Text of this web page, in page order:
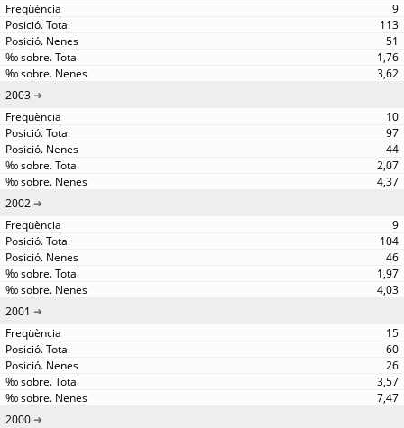
9
113
51
1,76
3,62
2003
10
97
44
2,07
4,37
2002
9
104
46
1,97
4,03
2001
15
60
26
3,57
7,47
2000